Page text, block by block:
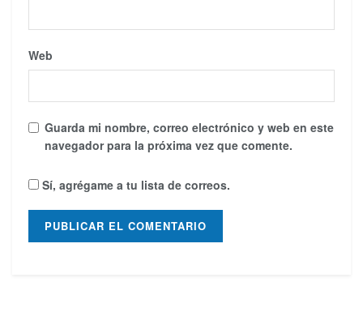
Web
Guarda mi nombre, correo electrónico y web en este
navegador para la próxima vez que comente.
Sí, agrégame a tu lista de correos.